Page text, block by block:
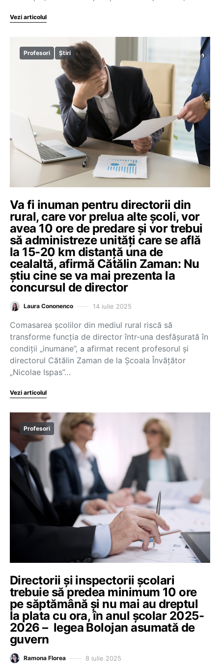
Vezi articolul
Profesori Știri
Va fi inuman pentru directorii din
rural, care vor prelua alte școli, vor
avea 10 ore de predare și vor trebui
să administreze unități care se află
la 15-20 km distanță una de
cealaltă, afirmă Cătălin Zaman: Nu
știu cine se va mai prezenta la
concursul de director
Laura Cononenco 14 iulie 2025
Comasarea școlilor din mediul rural riscă să
transforme funcția de director într-una desfășurată în
condiții „inumane”, a afirmat recent profesorul și
directorul Cătălin Zaman de la Școala Învățător
„Nicolae Ispas”…
Vezi articolul
Profesori
Directorii și inspectorii școlari
trebuie să predea minimum 10 ore
pe săptămână și nu mai au dreptul
la plata cu ora, în anul școlar 2025-
2026 – legea Bolojan asumată de
guvern
Ramona Florea 8 iulie 2025